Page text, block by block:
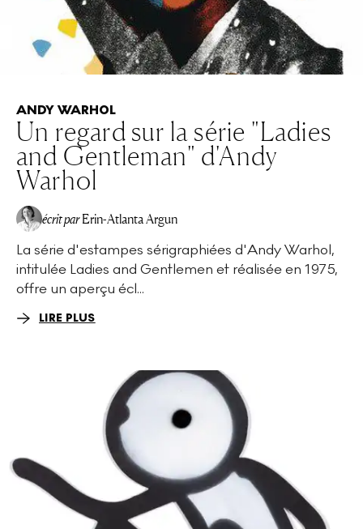
ANDY WARHOL
Un regard sur la série "Ladies
and Gentleman" d'Andy
Warhol
écrit par Erin-Atlanta Argun
La série d'estampes sérigraphiées d'Andy Warhol,
intitulée Ladies and Gentlemen et réalisée en 1975,
offre un aperçu écl...
LIRE PLUS